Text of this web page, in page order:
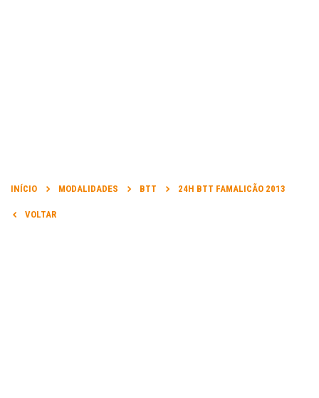
INÍCIO MODALIDADES BTT 24H BTT FAMALICÃO 2013
VOLTAR